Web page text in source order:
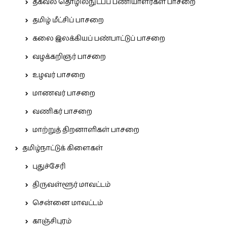
தமிழ் மீட்சிப் பாசறை
கலை இலக்கியப் பண்பாட்டுப் பாசறை
வழக்கறிஞர் பாசறை
உழவர் பாசறை
மாணவர் பாசறை
வணிகர் பாசறை
மாற்றுத் திறனாளிகள் பாசறை
தமிழ்நாட்டுக் கிளைகள்
புதுச்சேரி
திருவள்ளூர் மாவட்டம்
சென்னை மாவட்டம்
காஞ்சிபுரம்